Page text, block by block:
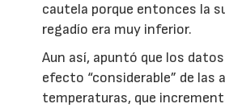
cautela porque entonces la
regadío era muy inferior.
Aun así, apuntó que los
efecto “considerable” de las
temperaturas, que